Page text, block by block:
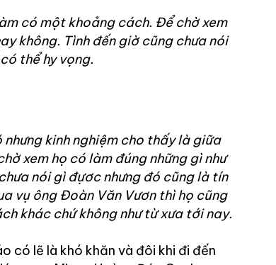
có một khoảng cách. Để chờ xem
không. Tình đến giờ cũng chưa nói
thể hy vọng.
kinh nghiệm cho thấy là giữa
xem họ có làm đúng những gì như
nói gì đựơc nhưng đó cũng là tín
vụ ông Đoàn Văn Vươn thì họ cũng
khác chứ không như từ xưa tới nay.
có lẽ là khó khăn và đôi khi đi đến